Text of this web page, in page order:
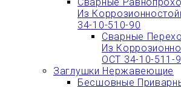
Из
34-10-510-90
Сварные
Из
ОСТ 34-10-511-
Заглушки Нержавеющие
Бесшовные